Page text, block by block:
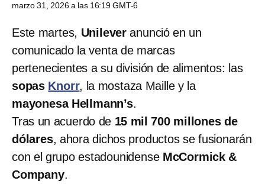
marzo 31, 2026 a las 16:19 GMT-6
Este martes, Unilever anunció en un
comunicado la venta de marcas
pertenecientes a su división de alimentos: las
sopas Knorr, la mostaza Maille y la
mayonesa Hellmann’s.
Tras un acuerdo de 15 mil 700 millones de
dólares, ahora dichos productos se fusionarán
con el grupo estadounidense McCormick &
Company.